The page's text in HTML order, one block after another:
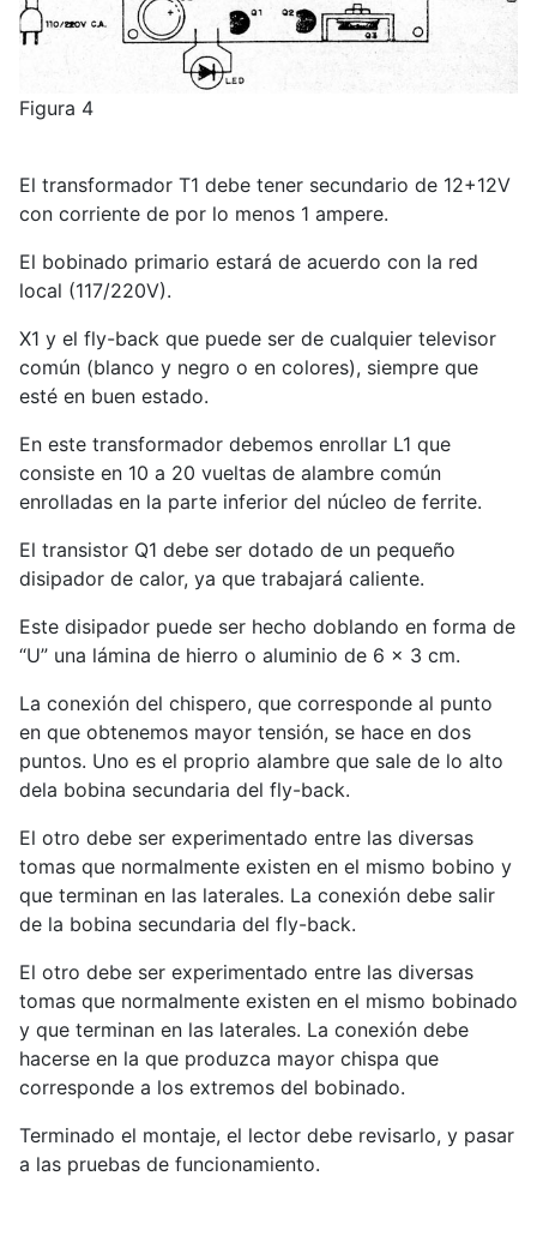
Figura 4
El transformador T1 debe tener secundario de 12+12V
con corriente de por lo menos 1 ampere.
El bobinado primario estará de acuerdo con la red
local (117/220V).
X1 y el fly-back que puede ser de cualquier televisor
común (blanco y negro o en colores), siempre que
esté en buen estado.
En este transformador debemos enrollar L1 que
consiste en 10 a 20 vueltas de alambre común
enrolladas en la parte inferior del núcleo de ferrite.
El transistor Q1 debe ser dotado de un pequeño
disipador de calor, ya que trabajará caliente.
Este disipador puede ser hecho doblando en forma de
“U” una lámina de hierro o aluminio de 6 x 3 cm.
La conexión del chispero, que corresponde al punto
en que obtenemos mayor tensión, se hace en dos
puntos. Uno es el proprio alambre que sale de lo alto
dela bobina secundaria del fly-back.
El otro debe ser experimentado entre las diversas
tomas que normalmente existen en el mismo bobino y
que terminan en las laterales. La conexión debe salir
de la bobina secundaria del fly-back.
El otro debe ser experimentado entre las diversas
tomas que normalmente existen en el mismo bobinado
y que terminan en las laterales. La conexión debe
hacerse en la que produzca mayor chispa que
corresponde a los extremos del bobinado.
Terminado el montaje, el lector debe revisarlo, y pasar
a las pruebas de funcionamiento.